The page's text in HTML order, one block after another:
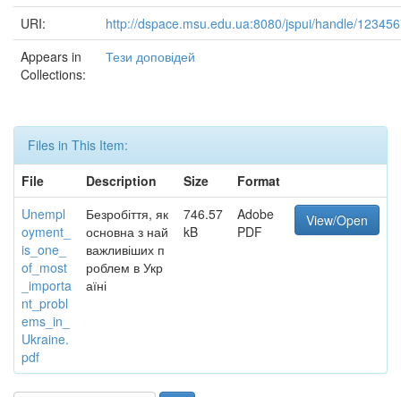
URI:
http://dspace.msu.edu.ua:8080/jspui/handle/
Appears in
Collections:
Тези доповідей
Files in This Item:
File
Description Size
Format
Unempl
oyment_
is_one_
of_most
_importa
nt_probl
ems_in_
Ukraine.
pdf
Безробіття, як
основна з най
важливіших п
роблем в Укр
аїні
746.57
kB
Adobe
PDF
View/Open